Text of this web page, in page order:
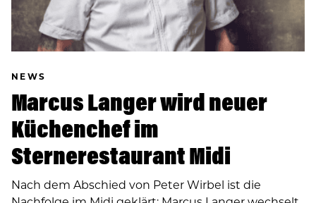
NEWS
Marcus Langer wird neuer
Küchenchef im
Sternerestaurant Midi
Nach dem Abschied von Peter Wirbel ist die